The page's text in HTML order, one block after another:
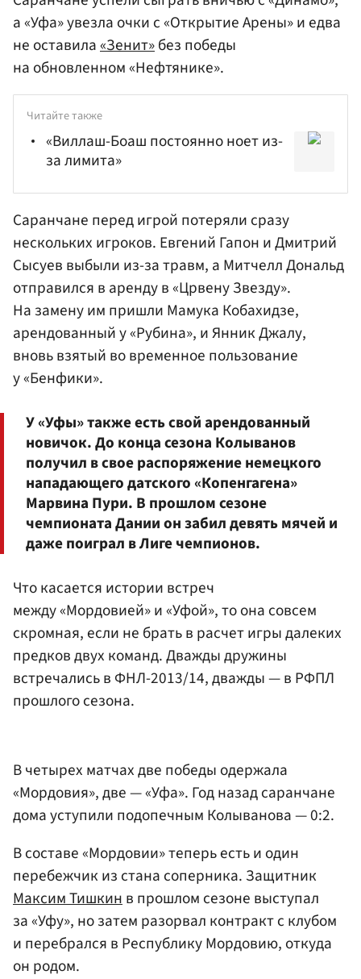
а «Уфа» увезла очки с «Открытие Арены» и едва
не оставила«Зенит»без победы
на обновленном «Нефтянике».
Читайте также
«Виллаш-Боаш постоянно ноет из-
за лимита»
Саранчане перед игрой потеряли сразу
нескольких игроков. Евгений Гапон иДмитрий
Сысуев выбыли из-за травм, а Митчелл Дональд
отправился в аренду в «Црвену Звезду».
На замену им пришли Мамука Кобахидзе,
арендованный у«Рубина», иЯнник Джалу,
вновь взятый во временное пользование
у «Бенфики».
У «Уфы» также есть свой арендованный
новичок. До конца сезона Колыванов
получил в свое распоряжение немецкого
нападающего датского «Копенгагена»
Марвина Пури. В прошлом сезоне
чемпионата Дании он забил девять мячей и
даже поиграл в Лиге чемпионов.
Что касается истории встреч
между «Мордовией» и «Уфой», то она совсем
скромная, если не брать в расчет игры далеких
предков двух команд. Дважды дружины
встречались в ФНЛ-2013/14, дважды — в РФПЛ
прошлого сезона.
В четырех матчах две победы одержала
«Мордовия», две — «Уфа». Год назад саранчане
дома уступили подопечным Колыванова — 0:2.
В составе «Мордовии» теперь есть и один
перебежчик из стана соперника. Защитник
Максим Тишкинв прошлом сезоне выступал
за «Уфу», но затем разорвал контракт с клубом
и перебрался в Республику Мордовию, откуда
он родом.